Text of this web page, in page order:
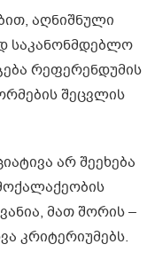
აღნიშნული
საკანონმდებლო
რეფერენდუმის
შეცვლის
არ შეეხება
მათ შორის –
კრიტერიუმებს.